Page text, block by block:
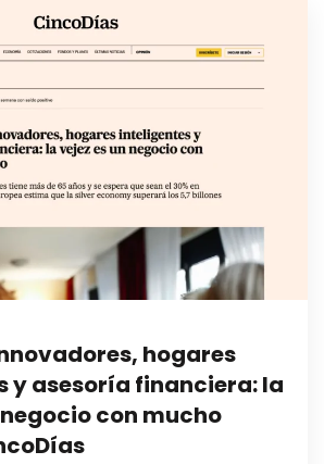
hogares
y asesoría financiera: la
con mucho